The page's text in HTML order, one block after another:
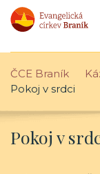
ČCE Braník
Pokoj v srdci
Pokoj v